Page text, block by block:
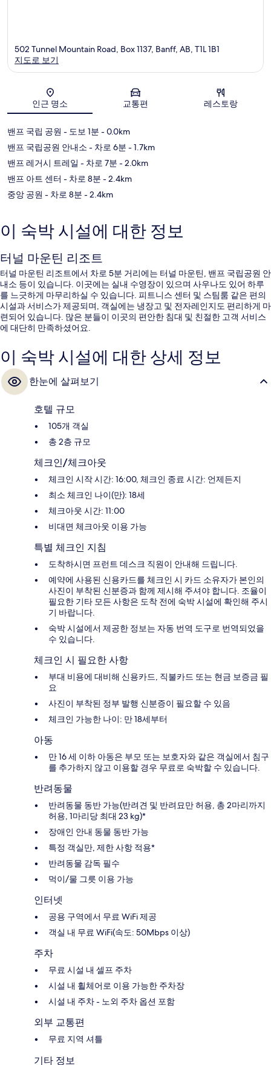
지도
502 Tunnel Mountain Road, Box 1137, Banff, AB, T1L 1B1
지도로 보기
인근 명소 교통편 레스토랑
밴프 국립 공원 - 도보 1분 - 0.0km
밴프 국립공원 안내소 - 차로 6분 - 1.7km
밴프 레거시 트레일 - 차로 7분 - 2.0km
밴프 아트 센터 - 차로 8분 - 2.4km
중앙 공원 - 차로 8분 - 2.4km
이 숙박 시설에 대한 정보
터널 마운틴 리조트
터널 마운틴 리조트에서 차로 5분 거리에는 터널 마운틴, 밴프 국립공원 안
내소 등이 있습니다. 이곳에는 실내 수영장이 있으며 사우나도 있어 하루
를 느긋하게 마무리하실 수 있습니다. 피트니스 센터 및 스팀룸 같은 편의
시설과 서비스가 제공되며, 객실에는 냉장고 및 전자레인지도 편리하게 마
련되어 있습니다. 많은 분들이 이곳의 편안한 침대 및 친절한 고객 서비스
에 대단히 만족하셨어요.
이 숙박 시설에 대한 상세 정보
한눈에 살펴보기
호텔 규모
105개 객실
총 2층 규모
체크인/체크아웃
체크인 시작 시간: 16:00, 체크인 종료 시간: 언제든지
최소 체크인 나이(만): 18세
체크아웃 시간: 11:00
비대면 체크아웃 이용 가능
특별 체크인 지침
도착하시면 프런트 데스크 직원이 안내해 드립니다.
예약에 사용된 신용카드를 체크인 시 카드 소유자가 본인의
사진이 부착된 신분증과 함께 제시해 주셔야 합니다. 조율이
필요한 기타 모든 사항은 도착 전에 숙박 시설에 확인해 주시
기 바랍니다.
숙박 시설에서 제공한 정보는 자동 번역 도구로 번역되었을
수 있습니다.
체크인 시 필요한 사항
부대 비용에 대비해 신용카드, 직불카드 또는 현금 보증금 필
요
사진이 부착된 정부 발행 신분증이 필요할 수 있음
체크인 가능한 나이: 만 18세부터
아동
만 16 세 이하 아동은 부모 또는 보호자와 같은 객실에서 침구
를 추가하지 않고 이용할 경우 무료로 숙박할 수 있습니다.
반려동물
반려동물 동반 가능(반려견 및 반려묘만 허용, 총 2마리까지
허용, 1마리당 최대 23 kg)*
장애인 안내 동물 동반 가능
특정 객실만, 제한 사항 적용*
반려동물 감독 필수
먹이/물 그릇 이용 가능
인터넷
공용 구역에서 무료 WiFi 제공
객실 내 무료 WiFi(속도: 50Mbps 이상)
주차
무료 시설 내 셀프 주차
시설 내 휠체어로 이용 가능한 주차장
시설 내 주차 - 노외 주차 옵션 포함
외부 교통편
무료 지역 셔틀
기타 정보